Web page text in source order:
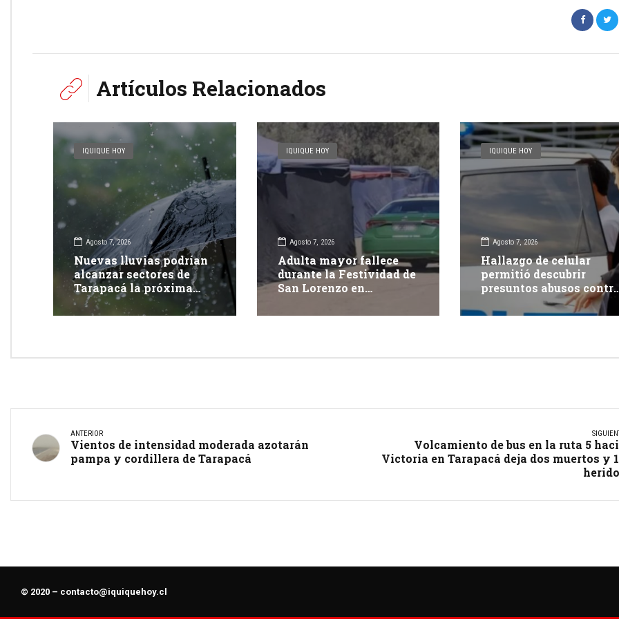
Artículos Relacionados
IQUIQUE HOY
Agosto 7, 2026
Nuevas lluvias podrían
alcanzar sectores de
Tarapacá la próxima
semana
IQUIQUE HOY
Agosto 7, 2026
Adulta mayor fallece
durante la Festividad de
San Lorenzo en
IQUIQUE HOY
Agosto 7, 2026
Hallazgo de celular
permitió descubrir
presuntos abusos
adolescente: dos
fueron detenidos
ANTERIOR
Vientos de intensidad moderada azotarán
pampa y cordillera de Tarapacá
Volcamiento de bus en la ruta 5
Victoria en Tarapacá deja dos muertos y
© 2020 – contacto@iquiquehoy.cl